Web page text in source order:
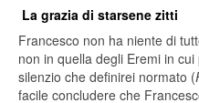
La grazia di starsene zitti
Francesco non ha niente di
non in quella degli Eremi in
silenzio che definirei normato (
facile concludere che